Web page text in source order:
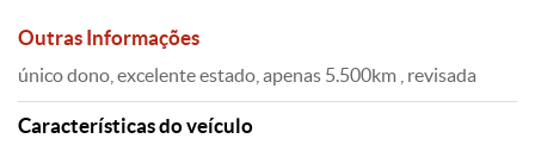
Outras Informações
único dono, excelente estado, apenas 5.500km , revisada
Características do veículo